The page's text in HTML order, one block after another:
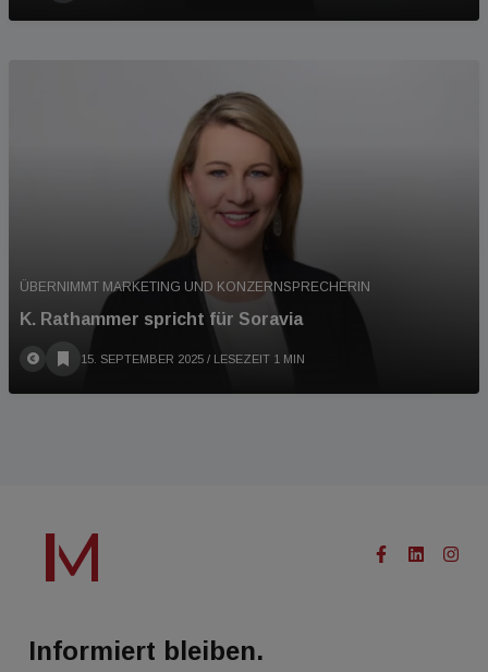
ÜBERNIMMT MARKETING UND KONZERNSPRECHERIN
K. Rathammer spricht für Soravia
15. SEPTEMBER 2025 / LESEZEIT 1 MIN
Informiert bleiben.